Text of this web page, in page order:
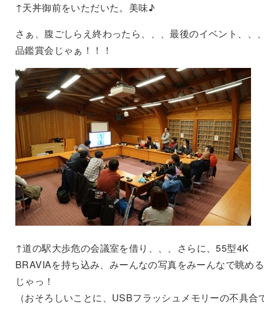
↑天丼御前をいただいた。美味♪
さぁ、腹ごしらえ終わったら、、、最後のイベント、、
品鑑賞会じゃぁ！！！
↑道の駅大歩危の会議室を借り、、、さらに、55型4K
BRAVIAを持ち込み、みーんなの写真をみーんなで眺め
じゃっ！
（おそろしいことに、USBフラッシュメモリーの不具合